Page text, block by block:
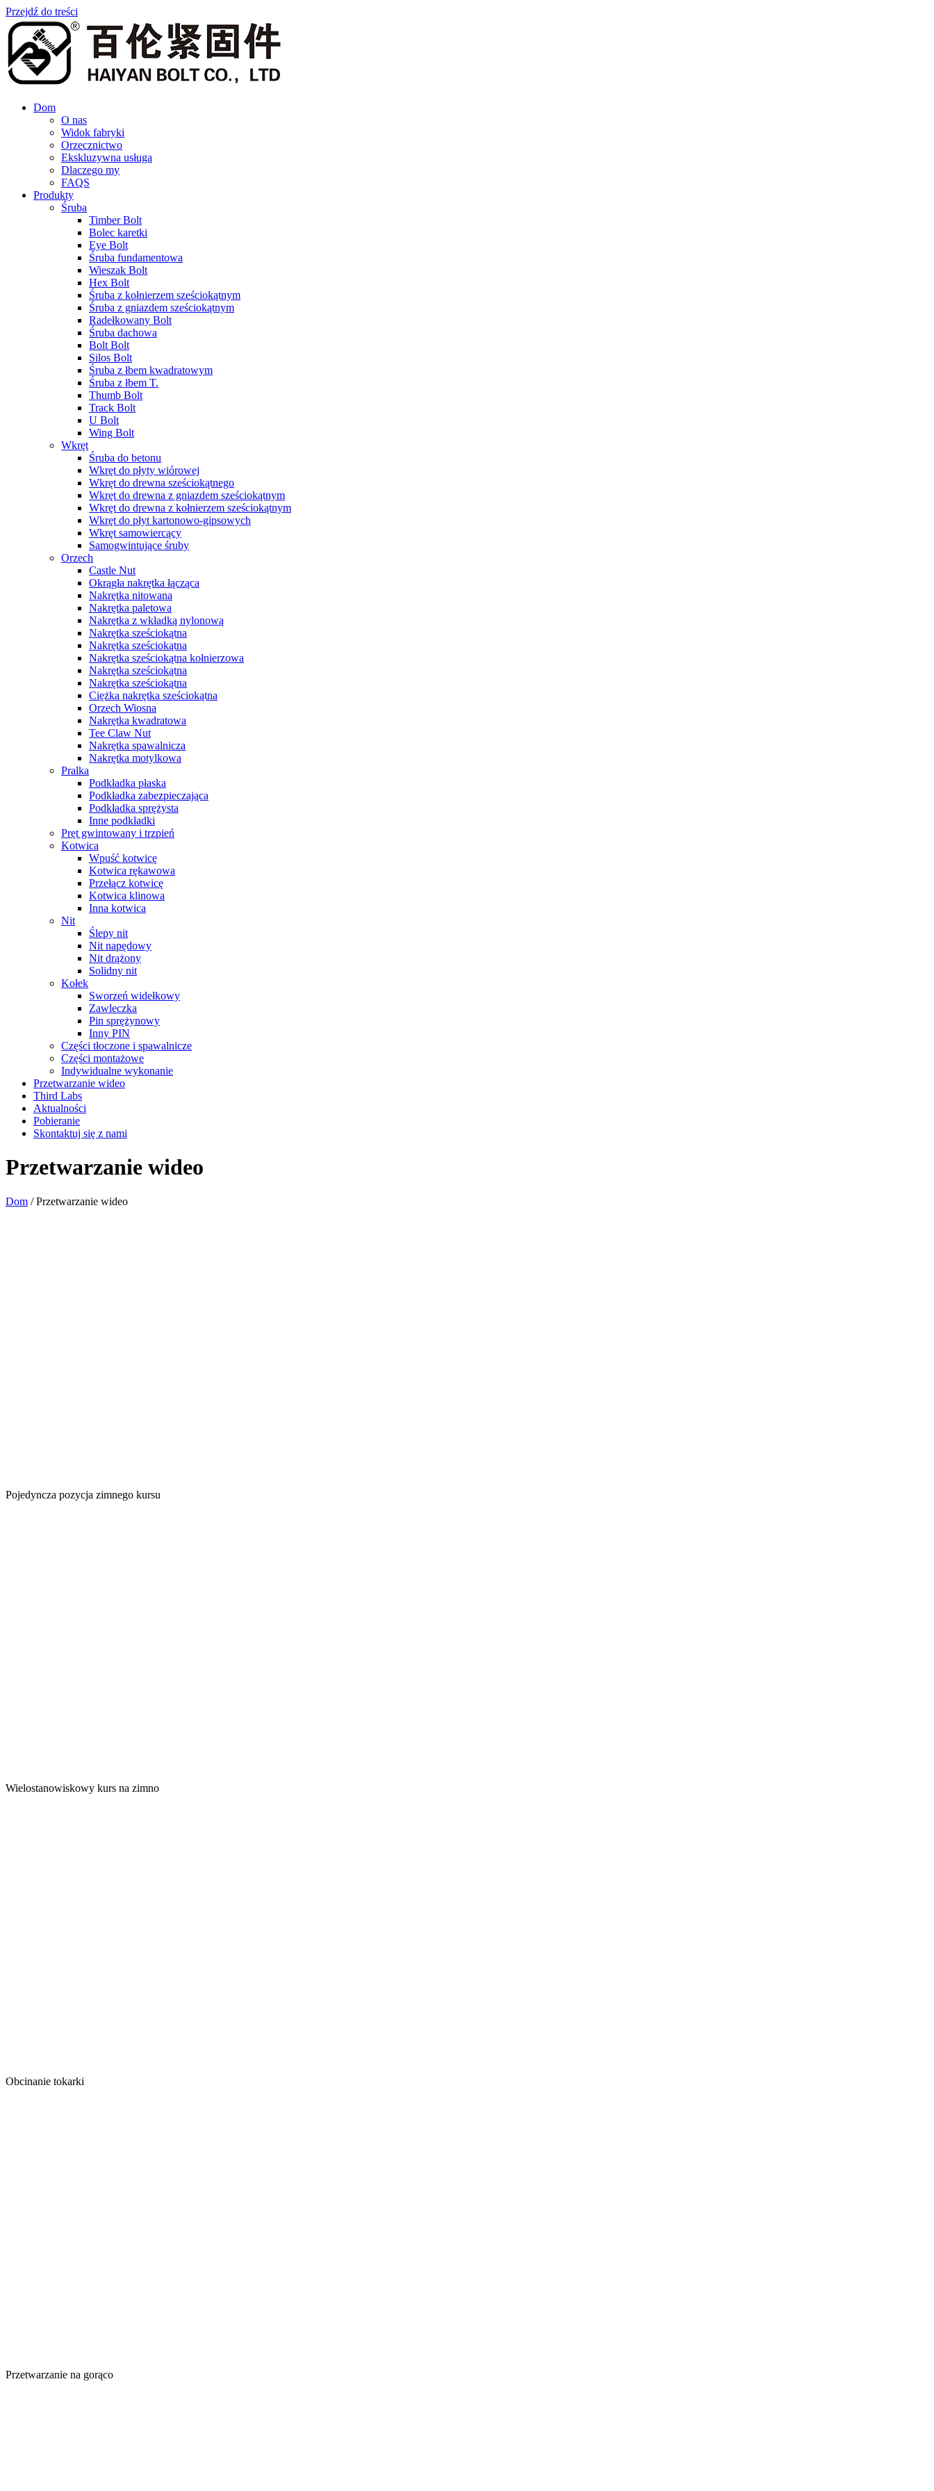
Przejdź do treści
Dom
O nas
Widok fabryki
Orzecznictwo
Ekskluzywna usługa
Dlaczego my
FAQS
Produkty
Śruba
Timber Bolt
Bolec karetki
Eye Bolt
Śruba fundamentowa
Wieszak Bolt
Hex Bolt
Śruba z kołnierzem sześciokątnym
Śruba z gniazdem sześciokątnym
Radełkowany Bolt
Śruba dachowa
Bolt Bolt
Silos Bolt
Śruba z łbem kwadratowym
Śruba z łbem T.
Thumb Bolt
Track Bolt
U Bolt
Wing Bolt
Wkręt
Śruba do betonu
Wkręt do płyty wiórowej
Wkręt do drewna sześciokątnego
Wkręt do drewna z gniazdem sześciokątnym
Wkręt do drewna z kołnierzem sześciokątnym
Wkręt do płyt kartonowo-gipsowych
Wkręt samowiercący
Samogwintujące śruby
Orzech
Castle Nut
Okrągła nakrętka łącząca
Nakrętka nitowana
Nakrętka paletowa
Nakrętka z wkładką nylonową
Nakrętka sześciokątna
Nakrętka sześciokątna
Nakrętka sześciokątna kołnierzowa
Nakrętka sześciokątna
Nakrętka sześciokątna
Ciężka nakrętka sześciokątna
Orzech Wiosna
Nakrętka kwadratowa
Tee Claw Nut
Nakrętka spawalnicza
Nakrętka motylkowa
Pralka
Podkładka płaska
Podkładka zabezpieczająca
Podkładka sprężysta
Inne podkładki
Pręt gwintowany i trzpień
Kotwica
Wpuść kotwicę
Kotwica rękawowa
Przełącz kotwicę
Kotwica klinowa
Inna kotwica
Nit
Ślepy nit
Nit napędowy
Nit drążony
Solidny nit
Kołek
Sworzeń widełkowy
Zawleczka
Pin sprężynowy
Inny PIN
Części tłoczone i spawalnicze
Części montażowe
Indywidualne wykonanie
Przetwarzanie wideo
Third Labs
Aktualności
Pobieranie
Skontaktuj się z nami
Przetwarzanie wideo
Dom /Przetwarzanie wideo
Pojedyncza pozycja zimnego kursu
Wielostanowiskowy kurs na zimno
Obcinanie tokarki
Przetwarzanie na gorąco